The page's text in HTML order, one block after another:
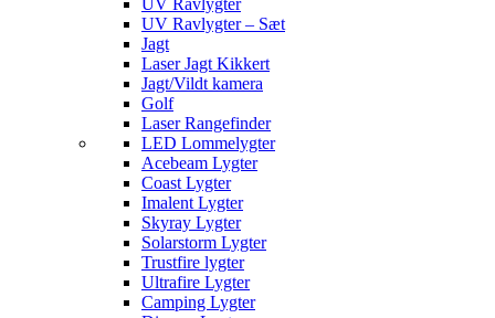
UV Ravlygter
UV Ravlygter – Sæt
Jagt
Laser Jagt Kikkert
Jagt/Vildt kamera
Golf
Laser Rangefinder
LED Lommelygter
Acebeam Lygter
Coast Lygter
Imalent Lygter
Skyray Lygter
Solarstorm Lygter
Trustfire lygter
Ultrafire Lygter
Camping Lygter